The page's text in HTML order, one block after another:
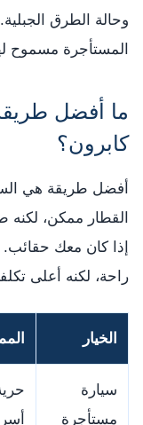
وحالة الطرق
المستأجرة مسموح
ما أفضل
كابرون؟
أفضل طريقة هي
القطار ممكن، لكنه
إذا كان معك حقائب.
راحة، لكنه أعلى
الخيار
سيارة
مستأجرة